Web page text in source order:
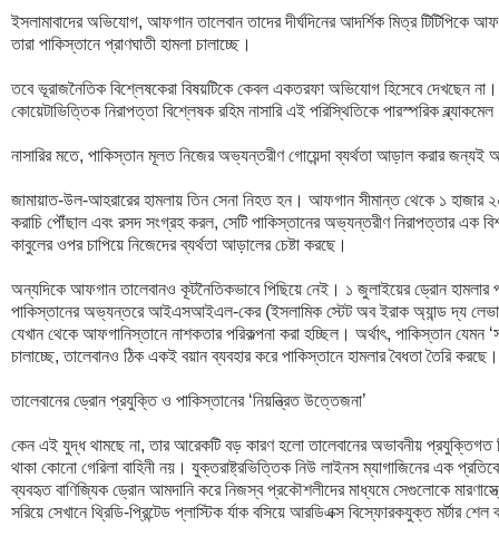
ইসলামাবাদের অভিযোগ, আফগান তালেবান তাদের দীর্ঘদিনের আদর্শিক মিত্র টিটিপিকে
তারা পাকিস্তানে প্রাণঘাতী হামলা চালাচ্ছে।
তবে ভূরাজনৈতিক বিশ্লেষকেরা বিষয়টিকে কেবল একতরফা অভিযোগ হিসেবে দেখছেন
কোয়েটাভিত্তিক নিরাপত্তা বিশ্লেষক রহিম নাসারি এই পরিস্থিতিকে পারস্পরিক
নাসারির মতে, পাকিস্তান মূলত নিজের অভ্যন্তরীণ গোয়েন্দা ব্যর্থতা আড়াল করার
জামায়াত-উল-আহরারের হামলায় তিন সেনা নিহত হন। আফগান সীমান্ত থেকে ১ হাজার
করাচি পৌঁছাল এবং রসদ সংগ্রহ করল, সেটি পাকিস্তানের অভ্যন্তরীণ নিরাপত্তার এক
কাবুলের ওপর চাপিয়ে নিজেদের ব্যর্থতা আড়ালের চেষ্টা করছে।
অন্যদিকে আফগান তালেবানও কূটনৈতিকভাবে পিছিয়ে নেই। ১ জুলাইয়ের ড্রোন হামলার পর
পাকিস্তানের অভ্যন্তরে আইএসআইএল-কের (ইসলামিক স্টেট অব ইরাক অ্যান্ড দ্য
যেখান থেকে আফগানিস্তানে নাশকতার পরিকল্পনা করা হচ্ছিল। অর্থাৎ, পাকিস্তান যেমন
চালাচ্ছে, তালেবানও ঠিক একই বয়ান ব্যবহার করে পাকিস্তানে হামলার বৈধতা তৈরি করছে।
তালেবানের ড্রোন প্রযুক্তি ও পাকিস্তানের ‘নিয়ন্ত্রিত উত্তেজনা’
কেন এই যুদ্ধ থামছে না, তার আরেকটি বড় কারণ হলো তালেবানের অভাবনীয় প্রযুক্তিগত
থাকা কোনো গেরিলা বাহিনী নয়। যুক্তরাষ্ট্রভিত্তিক নিউ লাইনস ম্যাগাজিনের এক
ব্যবহৃত বাণিজ্যিক ড্রোন আমদানি করে নিজস্ব প্রকৌশলীদের মাধ্যমে সেগুলোকে
সরিয়ে সেখানে থ্রিডি-প্রিন্টেড প্লাস্টিক র্যাক বসিয়ে আরডিএক্স বিস্ফোরকযুক্ত মর্টার